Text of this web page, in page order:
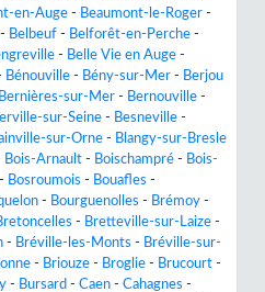
en-Auge - Beaumont-le-Roger -
- Belbeuf - Belforêt-en-Perche -
- Belle Vie en Auge -
Bénouville - Bény-sur-Mer - Berjou
Bernières-sur-Mer - Bernouville -
sur-Seine - Besneville -
sur-Orne - Blangy-sur-Bresle
Bois-Arnault - Boischampré - Bois-
- Bosroumois - Bouafles -
- Bourguenolles - Brémoy -
- Bretteville-sur-Laize -
- Bréville-les-Monts - Bréville-sur-
- Briouze - Broglie - Brucourt -
- Bursard - Caen - Cahagnes -